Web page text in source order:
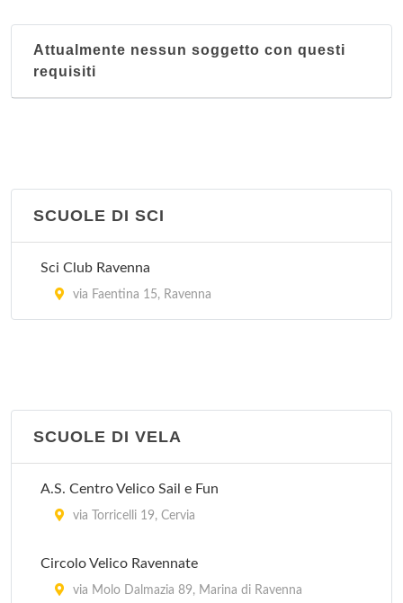
Attualmente nessun soggetto con questi
requisiti
SCUOLE DI SCI
Sci Club Ravenna
via Faentina 15, Ravenna
SCUOLE DI VELA
A.S. Centro Velico Sail e Fun
via Torricelli 19, Cervia
Circolo Velico Ravennate
via Molo Dalmazia 89, Marina di Ravenna